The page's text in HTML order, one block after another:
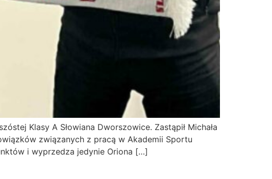
Klasy A Słowiana Dworszowice. Zastąpił Michała
związanych z pracą w Akademii Sportu
i wyprzedza jedynie Oriona […]